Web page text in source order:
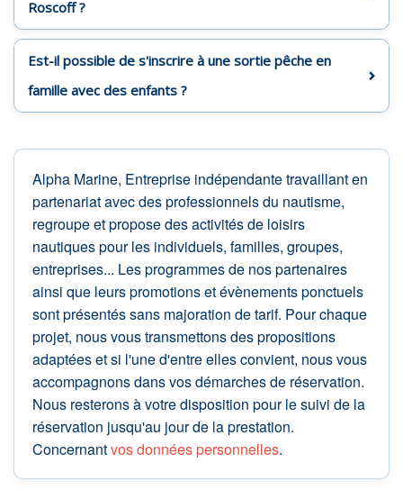
Roscoff ?
Est-il possible de s'inscrire à une sortie pêche en
famille avec des enfants ?
Alpha Marine, Entreprise indépendante travaillant en
partenariat avec des professionnels du nautisme,
regroupe et propose des activités de loisirs
nautiques pour les individuels, familles, groupes,
entreprises... Les programmes de nos partenaires
ainsi que leurs promotions et évènements ponctuels
sont présentés sans majoration de tarif. Pour chaque
projet, nous vous transmettons des propositions
adaptées et si l'une d'entre elles convient, nous vous
accompagnons dans vos démarches de réservation.
Nous resterons à votre disposition pour le suivi de la
réservation jusqu'au jour de la prestation.
Concernantvos données personnelles.